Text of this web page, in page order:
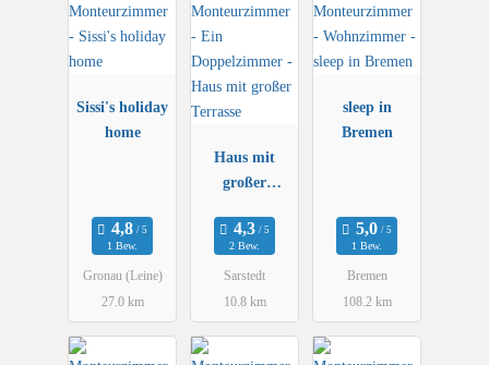
Sissi's holiday
home
1 Bew.
Gronau (Leine)
27.0 km
Haus mit
großer
2 Bew.
Sarstedt
10.8 km
sleep in
Bremen
1 Bew.
Bremen
108.2 km